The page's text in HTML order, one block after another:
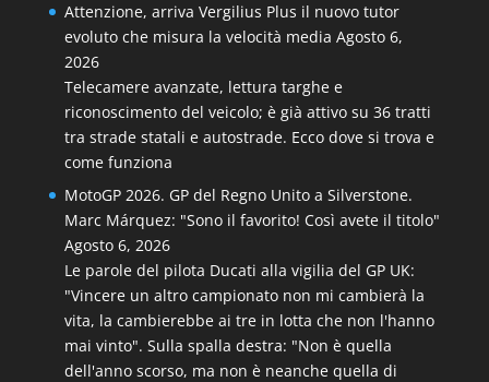
Attenzione, arriva Vergilius Plus il nuovo tutor
evoluto che misura la velocità media Agosto 6,
2026
Telecamere avanzate, lettura targhe e
riconoscimento del veicolo; è già attivo su 36 tratti
tra strade statali e autostrade. Ecco dove si trova e
come funziona
MotoGP 2026. GP del Regno Unito a Silverstone.
Marc Márquez: "Sono il favorito! Così avete il titolo"
Agosto 6, 2026
Le parole del pilota Ducati alla vigilia del GP UK:
"Vincere un altro campionato non mi cambierà la
vita, la cambierebbe ai tre in lotta che non l'hanno
mai vinto". Sulla spalla destra: "Non è quella
dell'anno scorso, ma non è neanche quella di